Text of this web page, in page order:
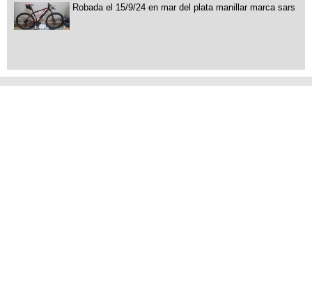
Robada el 15/9/24 en mar del plata manillar marca sars